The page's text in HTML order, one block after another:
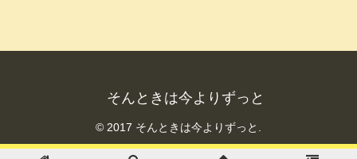
そんときは今よりずっと
© 2017 そんときは今よりずっと.